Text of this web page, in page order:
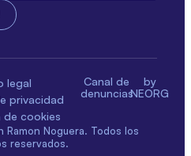
legal
privacidad
de cookies
Canal de
denuncias
by
NEORG
Noguera. Todos los
reservados.